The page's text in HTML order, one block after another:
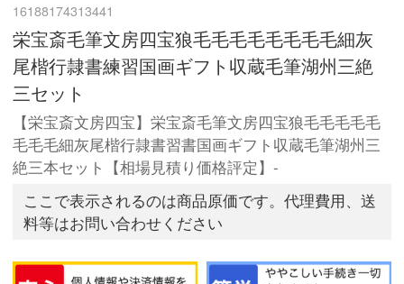
16188174313441
栄宝斎毛筆文房四宝狼毛毛毛毛毛毛毛毛細灰
尾楷行隷書練習国画ギフト収蔵毛筆湖州三絶
三セット
【栄宝斎文房四宝】栄宝斎毛筆文房四宝狼毛毛毛毛毛
毛毛毛細灰尾楷行隷書習書国画ギフト収蔵毛筆湖州三
絶三本セット【相場見積り価格評定】-
ここで表示されるのは商品原価です。代理費用、送
料等はお問い合わせください